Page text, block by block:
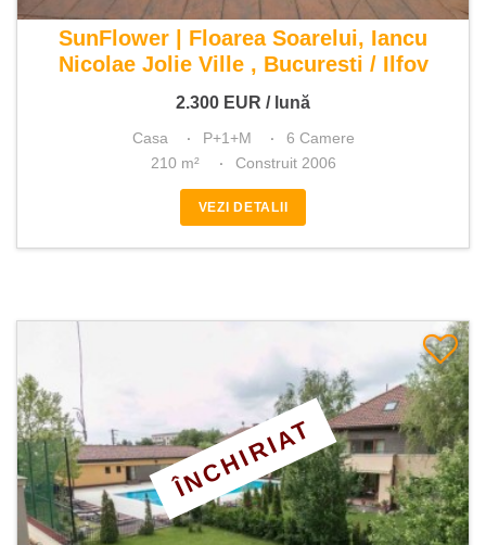
De inchiriat casa 6 camere
SunFlower | Floarea Soarelui, Iancu
Nicolae Jolie Ville , Bucuresti / Ilfov
2.300 EUR / lună
Casa P+1+M
6 Camere
210 m²
Construit 2006
VEZI DETALII
ÎNCHIRIAT